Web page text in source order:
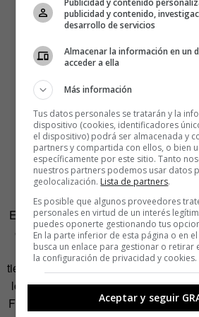
Organizado en colaboración con el
apoyo del programa
Comisión Europea,el curso
«acompañar al creativo en el acto
según recalcan desde el propio c
cursos sobre emprendimiento
enseña a convertirse en
conocimientos empresariales
Está dirigido por Philippe Bernard,
el programa Creativos Empresarios
publicista contará con la
tienen experiencia en montar su
los equipos de Pingüino y
Frank Barton Company, El Ruso de
Publicidad y contenido
publicidad y contenido,
desarrollo de servicios
Almacenar la información en un
acceder a ella
Más información
Tus datos personales se tratarán y la
dispositivo (cookies, identificadores
el dispositivo) podrá ser almacenada y
partners y compartida con ellos, o bien
específicamente por este sitio. Tanto
nuestros partners podemos usar datos
geolocalización. Lista de partners.
Es posible que algunos proveedores
personales en virtud de un interés
puedes oponerte gestionando tus
En la parte inferior de esta página o en
busca un enlace para gestionar o retirar
la configuración de privacidad y cookies.
Aceptar y seguir